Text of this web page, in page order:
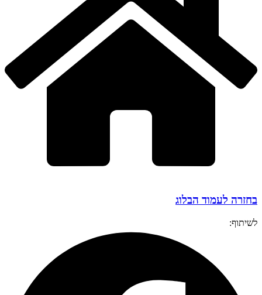
בחזרה לעמוד הבלוג
לשיתוף: